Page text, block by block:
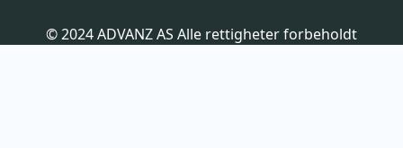
© 2024 ADVANZ AS Alle rettigheter forbeholdt